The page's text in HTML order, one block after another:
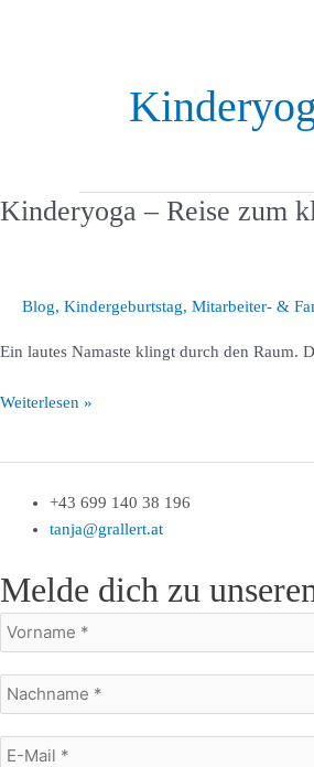
Kinderyoga – Reise zum
Blog, Kindergeburtstag, Mitarbeiter- &
Ein lautes Namaste klingt durch den Raum.
Kinderyoga
kleinen
nach
Weiterlesen »
+43 699 140 38 196
tanja@grallert.at
Melde dich zu